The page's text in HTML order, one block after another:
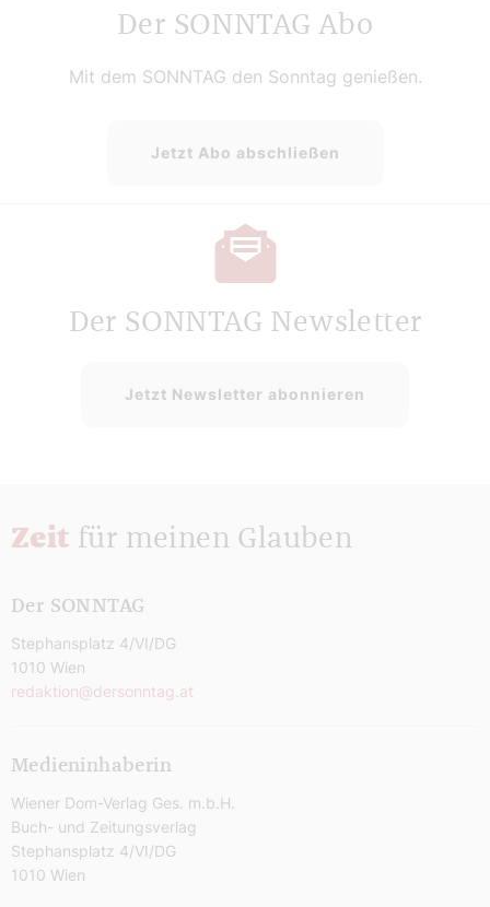
Der SONNTAG Abo
Mit dem SONNTAG den Sonntag genießen.
Jetzt Abo abschließen
Der SONNTAG Newsletter
Jetzt Newsletter abonnieren
Zeit für meinen Glauben
Der SONNTAG
Stephansplatz 4/VI/DG
1010 Wien
redaktion@dersonntag.at
Medieninhaberin
Wiener Dom-Verlag Ges. m.b.H.
Buch- und Zeitungsverlag
Stephansplatz 4/VI/DG
1010 Wien